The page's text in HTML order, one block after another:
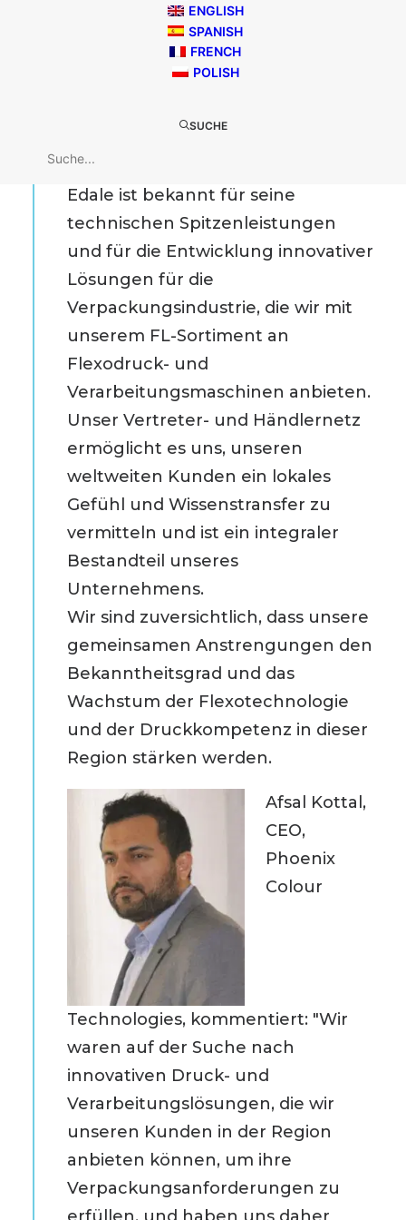
ENGLISH
SPANISH
FRENCH
POLISH
SUCHE
ist, in ihrer Region die Nummer eins
der vertrauenswürdigen Partner zu
werden, die ihren Kunden
Flexodrucktechnologien zur
Verfügung stellen.
Edale ist bekannt für seine
technischen Spitzenleistungen
und für die Entwicklung innovativer
Lösungen für die
Verpackungsindustrie, die wir mit
unserem FL-Sortiment an
Flexodruck- und
Verarbeitungsmaschinen anbieten.
Unser Vertreter- und Händlernetz
ermöglicht es uns, unseren
weltweiten Kunden ein lokales
Gefühl und Wissenstransfer zu
vermitteln und ist ein integraler
Bestandteil unseres
Unternehmens.
Wir sind zuversichtlich, dass unsere
gemeinsamen Anstrengungen den
Bekanntheitsgrad und das
Wachstum der Flexotechnologie
und der Druckkompetenz in dieser
Region stärken werden.
Afsal Kottal,
CEO,
Phoenix
Colour
Technologies, kommentiert: "Wir
waren auf der Suche nach
innovativen Druck- und
Verarbeitungslösungen, die wir
unseren Kunden in der Region
anbieten können, um ihre
Verpackungsanforderungen zu